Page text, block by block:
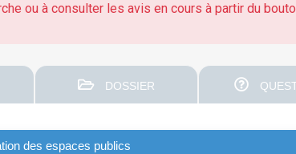
ou à consulter les avis en cours à partir du
DOSSIER
des espaces publics